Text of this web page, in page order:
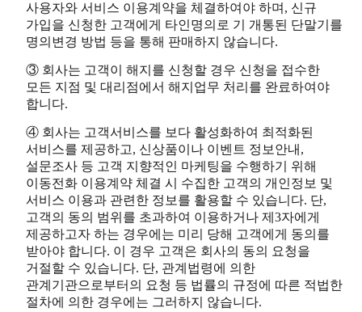
사용자와 서비스 이용계약을 체결하여야 하며, 신규
가입을 신청한 고객에게 타인명의로 기 개통된 단말기를
명의변경 방법 등을 통해 판매하지 않습니다.
③ 회사는 고객이 해지를 신청할 경우 신청을 접수한
모든 지점 및 대리점에서 해지업무 처리를 완료하여야
합니다.
④ 회사는 고객서비스를 보다 활성화하여 최적화된
서비스를 제공하고, 신상품이나 이벤트 정보안내,
설문조사 등 고객 지향적인 마케팅을 수행하기 위해
이동전화 이용계약 체결 시 수집한 고객의 개인정보 및
서비스 이용과 관련한 정보를 활용할 수 있습니다. 단,
고객의 동의 범위를 초과하여 이용하거나 제3자에게
제공하고자 하는 경우에는 미리 당해 고객에게 동의를
받아야 합니다. 이 경우 고객은 회사의 동의 요청을
거절할 수 있습니다. 단, 관계법령에 의한
관계기관으로부터의 요청 등 법률의 규정에 따른 적법한
절차에 의한 경우에는 그러하지 않습니다.